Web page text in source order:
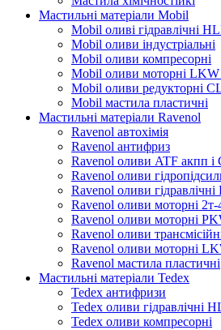
Мастильні матеріали Mobil
Mobil оливі гідравлічні
Mobil оливи індустріальні
Mobil оливи компресорні
Mobil оливи моторні LKW
Mobil оливи редукторні
Mobil мастила пластичні
Мастильні матеріали Ravenol
Ravenol автохімія
Ravenol антифриз
Ravenol оливи ATF акпп і
Ravenol оливи
Ravenol оливи
Ravenol оливи моторні 2т-
Ravenol оливи моторні
Ravenol оливи
Ravenol оливи моторні
Ravenol мастила пластичні
Мастильні матеріали Tedex
Tedex антифризи
Tedex оливи гідравлічні
Tedex оливи компресорні